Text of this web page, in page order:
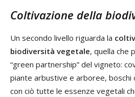
Coltivazione della
Un secondo livello riguarda la
biodiversità vegetale, quella che
“green partnership” del vigneto:
piante arbustive e arboree, boschi
con ciò tutte le essenze vegetali